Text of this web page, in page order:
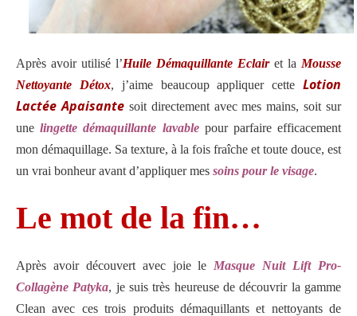
Après avoir utilisé l’Huile Démaquillante Eclairet laMousse
Nettoyante Détox, j’aime beaucoup appliquer cette Lotion
Lactée Apaisantesoit directement avec mes mains, soit sur
unelingette démaquillante lavablepour parfaire efficacement
mon démaquillage. Sa texture, à la fois fraîche et toute douce, est
un vrai bonheur avant d’appliquer mes soins pour le visage.
Le mot de la fin…
Après avoir découvert avec joie le Masque Nuit Lift Pro-
Collagène Patyka, je suis très heureuse de découvrir la gamme
Clean avec ces trois produits démaquillants et nettoyants de